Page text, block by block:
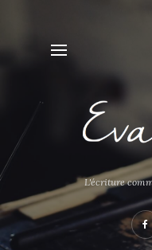
L'écriture